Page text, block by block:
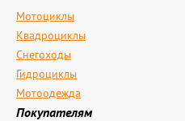
Мотоциклы
Квадроциклы
Снегоходы
Гидроциклы
Мотоодежда
Покупателям